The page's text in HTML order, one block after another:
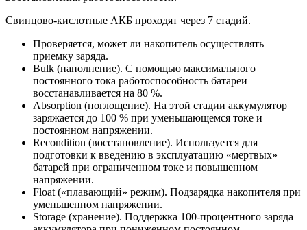
Свинцово-кислотные АКБ проходят через 7 стадий.
Проверяется, может ли накопитель осуществлять
приемку заряда.
Bulk (наполнение). С помощью максимального
постоянного тока работоспособность батареи
восстанавливается на 80 %.
Absorption (поглощение). На этой стадии аккумулятор
заряжается до 100 % при уменьшающемся токе и
постоянном напряжении.
Recondition (восстановление). Используется для
подготовки к введению в эксплуатацию «мертвых»
батарей при ограниченном токе и повышенном
напряжении.
Float («плавающий» режим). Подзарядка накопителя при
уменьшенном напряжении.
Storage (хранение). Поддержка 100-процентного заряда